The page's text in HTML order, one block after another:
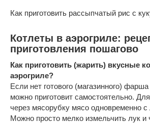
Как приготовить рассыпчатый рис с
Котлеты в аэрогриле:
приготовления пошагово
Как приготовить (жарить) вкусные
аэрогриле?
Если нет готового (магазинного)
можно приготовит самостоятельно.
через мясорубку мясо одновременно
Можно просто мелко измельчить лук и